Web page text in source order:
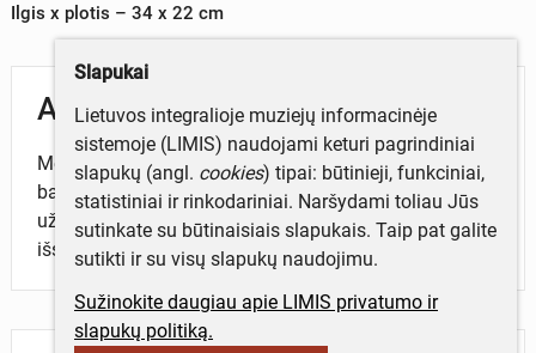
Ilgis x plotis – 34 x 22 cm
Aprašymas
Metalinis žeberklas, naudotas neršto metu žuvims
badyti, su 9 dantimis. Kotas metalinis, plokščias, galas
užlenktas. Prie dantų pritvirtinimo plokštelės kotas
išsišakoja į dvi dalis.
Slapukai
Lietuvos integralioje muziejų informacinėje
sistemoje (LIMIS) naudojami keturi pagrindiniai
slapukų (angl. cookies) tipai: būtinieji, funkciniai,
statistiniai ir rinkodariniai. Naršydami toliau Jūs
sutinkate su būtinaisiais slapukais. Taip pat galite
sutikti ir su visų slapukų naudojimu.
Sužinokite daugiau apie LIMIS privatumo ir
slapukų politiką.